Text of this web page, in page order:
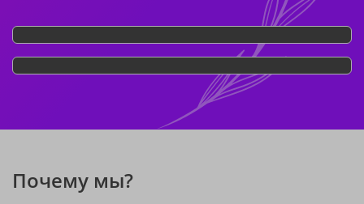
Почему мы?